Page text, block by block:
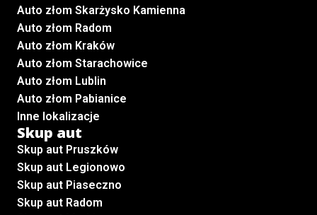
Auto złom Skarżysko Kamienna
Auto złom Radom
Auto złom Kraków
Auto złom Starachowice
Auto złom Lublin
Auto złom Pabianice
Inne lokalizacje
Skup aut
Skup aut Pruszków
Skup aut Legionowo
Skup aut Piaseczno
Skup aut Radom